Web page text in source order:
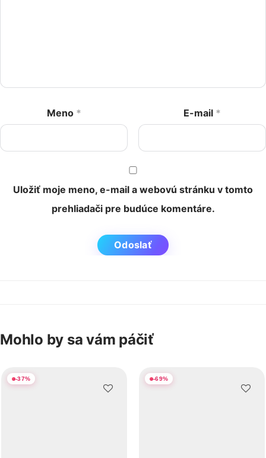
Meno * E-mail *
Uložiť moje meno, e-mail a webovú stránku v tomto
prehliadači pre budúce komentáre.
Mohlo by sa vám páčiť
-37% -69%